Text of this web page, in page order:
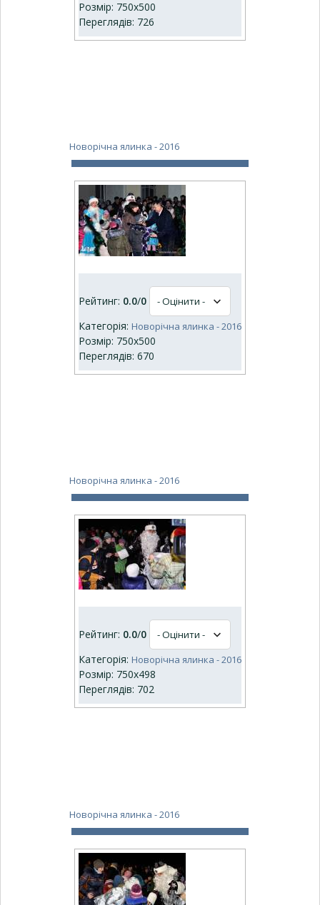
Розмір: 750x500
Переглядів: 726
Новорічна ялинка - 2016
Рейтинг: 0.0/0
Категорія: Новорічна ялинка - 2016
Розмір: 750x500
Переглядів: 670
Новорічна ялинка - 2016
Рейтинг: 0.0/0
Категорія: Новорічна ялинка - 2016
Розмір: 750x498
Переглядів: 702
Новорічна ялинка - 2016